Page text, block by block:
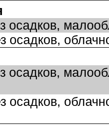
осадков,
осадков,
осадков,